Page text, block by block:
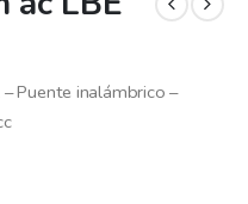
Puente inalámbrico –